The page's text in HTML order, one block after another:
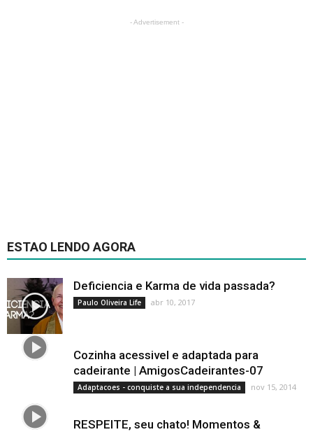
- Advertisement -
ESTAO LENDO AGORA
Deficiencia e Karma de vida passada?
Paulo Oliveira Life abr 10, 2017
Cozinha acessivel e adaptada para
cadeirante | AmigosCadeirantes-07
Adaptacoes - conquiste a sua independencia nov 15, 2014
RESPEITE, seu chato! Momentos &